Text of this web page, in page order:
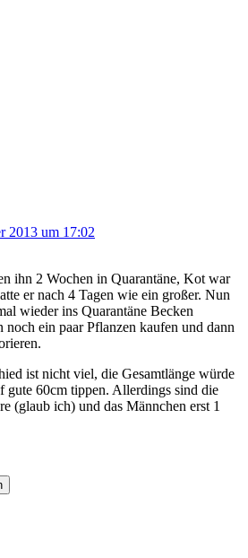
2013 um 17:02
ihn 2 Wochen in Quarantäne, Kot war
er nach 4 Tagen wie ein großer. Nun
wieder ins Quarantäne Becken
ein paar Pflanzen kaufen und dann
ist nicht viel, die Gesamtlänge würde
gute 60cm tippen. Allerdings sind die
(glaub ich) und das Männchen erst 1